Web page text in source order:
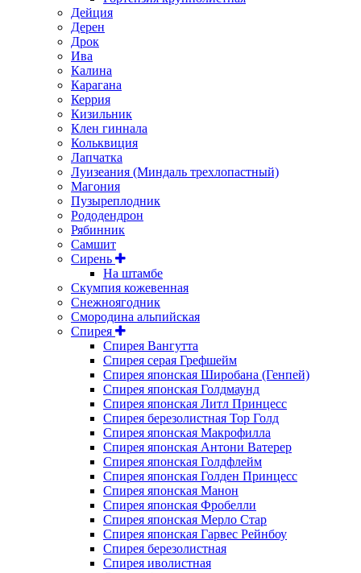
Дейция
Дерен
Дрок
Ива
Калина
Карагана
Керрия
Кизильник
Клен гиннала
Кольквиция
Лапчатка
Луизеания (Миндаль трехлопастный)
Магония
Пузыреплодник
Рододендрон
Рябинник
Самшит
Сирень
На штамбе
Скумпия кожевенная
Снежноягодник
Смородина альпийская
Спирея
Спирея Вангутта
Спирея серая Грефшейм
Спирея японская Широбана (Генпей)
Спирея японская Голдмаунд
Спирея японская Литл Принцесс
Спирея березолистная Тор Голд
Спирея японская Макрофилла
Спирея японская Антони Ватерер
Спирея японская Голдфлейм
Спирея японская Голден Принцесс
Спирея японская Манон
Спирея японская Фробелли
Спирея японская Мерло Стар
Спирея японская Гарвес Рейнбоу
Спирея березолистная
Спирея иволистная